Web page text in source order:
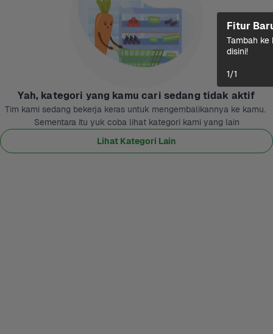
Yah, kategori yang kamu cari sedang tidak aktif
Tim kami sedang bekerja keras untuk mengembalikannya ke kamu.
Sementara itu yuk coba lihat kategori kami yang lain
Lihat Kategori Lain
Fitur
Tambah ke
disini!
1/1